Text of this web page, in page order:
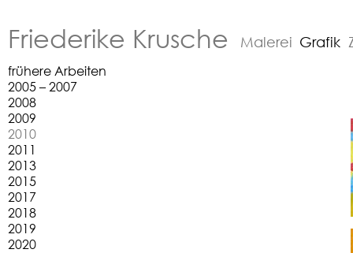
Friederike Krusche Malerei Grafik
frühere Arbeiten
2005 – 2007
2008
2009
2010
2011
2013
2015
2017
2018
2019
2020